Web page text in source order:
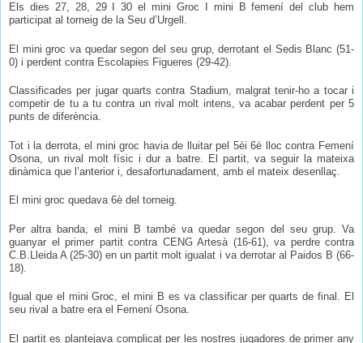
Els dies 27, 28, 29 I 30 el mini Groc I mini B femení del club hem
participat al torneig de la Seu d’Urgell.
El mini groc va quedar segon del seu grup, derrotant el Sedis Blanc (51-
0) i perdent contra Escolapies Figueres (29-42).
Classificades per jugar quarts contra Stadium, malgrat tenir-ho a tocar i
competir de tu a tu contra un rival molt intens, va acabar perdent per 5
punts de diferència.
Tot i la derrota, el mini groc havia de lluitar pel 5èi 6è lloc contra Femení
Osona, un rival molt físic i dur a batre. El partit, va seguir la mateixa
dinàmica que l’anterior i, desafortunadament, amb el mateix desenllaç.
El mini groc quedava 6è del torneig.
Per altra banda, el mini B també va quedar segon del seu grup. Va
guanyar el primer partit contra CENG Artesà (16-61), va perdre contra
C.B.Lleida A (25-30) en un partit molt igualat i va derrotar al Paidos B (66-
18).
Igual que el mini Groc, el mini B es va classificar per quarts de final. El
seu rival a batre era el Femení Osona.
El partit es plantejava complicat per les nostres jugadores de primer any